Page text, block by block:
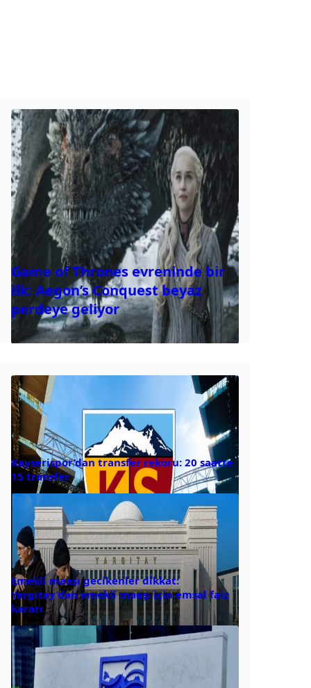
Game of Thrones evreninde bir
ilk: Aegon’s Conquest beyaz
perdeye geliyor
Kayserispor’dan transfer rekoru: 20 saatte
15 transfer
Emekli maaşı gecikenler dikkat:
Yargıtay’dan emekli maaşı için emsal faiz
kararı